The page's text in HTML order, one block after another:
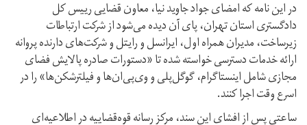
در این نامه که امضای جواد جاوید نیا، معاون قضایی رییس کل
دادگستری استان تهران، پای آن دیده می‌شود از شرکت ارتباطات
زیرساخت، مدیران همراه اول، ایرانسل و رایتل و شرکت‌های دارنده پروانه
ارائه خدمات دسترسی خواسته شده تا «‌دستورات صادره پالایش فضای
مجازی شامل اینستاگرام، گوگل‌پلی و وی‌پی‌ان‌ها و فیلتر‌شکن‌ها» را در
اسرع وقت اجرا کنند.
ساعتی پس از افشای این سند، مرکز رسانه قوه‌قضاییه در اطلاعیه‌ای